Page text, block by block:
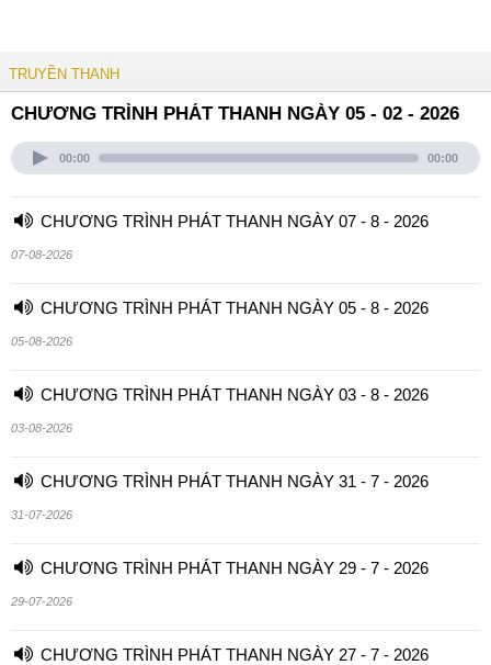
TRUYỀN THANH
CHƯƠNG TRÌNH PHÁT THANH NGÀY 05 - 02 - 2026
00:00 00:00
CHƯƠNG TRÌNH PHÁT THANH NGÀY 07 - 8 - 2026
07-08-2026
CHƯƠNG TRÌNH PHÁT THANH NGÀY 05 - 8 - 2026
05-08-2026
CHƯƠNG TRÌNH PHÁT THANH NGÀY 03 - 8 - 2026
03-08-2026
CHƯƠNG TRÌNH PHÁT THANH NGÀY 31 - 7 - 2026
31-07-2026
CHƯƠNG TRÌNH PHÁT THANH NGÀY 29 - 7 - 2026
29-07-2026
CHƯƠNG TRÌNH PHÁT THANH NGÀY 27 - 7 - 2026